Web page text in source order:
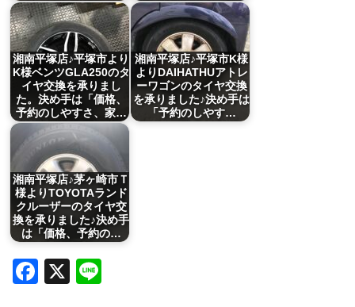
湘南平塚店♪平塚市より
K様ベンツGLA250のタ
イヤ交換を承りまし
た。決め手は「価格、
予約のしやすさ、家…
湘南平塚店♪平塚市K様
よりDAIHATHUアトレ
ーワゴンのタイヤ交換
を承りました♪決め手は
「予約のしやす…
湘南平塚店♪茅ヶ崎市Ｔ
様よりTOYOTAランド
クルーザーのタイヤ交
換を承りました♪決め手
は「価格、予約の…
Facebook
X